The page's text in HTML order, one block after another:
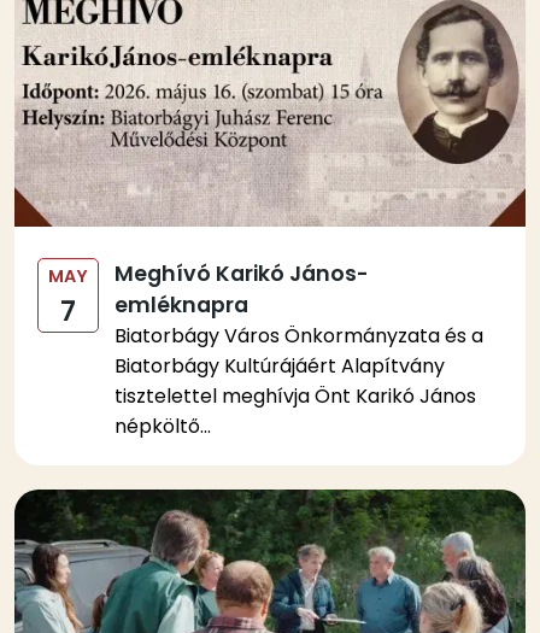
MAY
7
Meghívó Karikó János-
emléknapra
Biatorbágy Város Önkormányzata és a
Biatorbágy Kultúrájáért Alapítvány
tisztelettel meghívja Önt Karikó János
népköltő...
Kép